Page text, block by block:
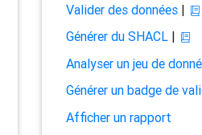
Valider des données|
Générer du SHACL|
Analyser un jeu de
Générer un badge de
Afficher un rapport